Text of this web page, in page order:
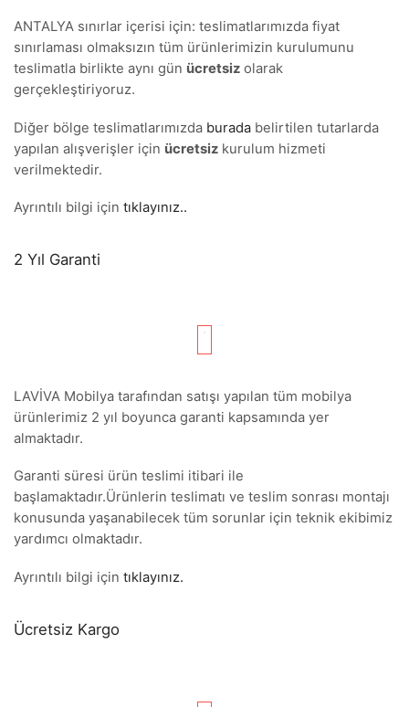
ANTALYA sınırlar içerisi için: teslimatlarımızda fiyat
sınırlaması olmaksızın tüm ürünlerimizin kurulumunu
teslimatla birlikte aynı gün ücretsiz olarak
gerçekleştiriyoruz.
Diğer bölge teslimatlarımızda burada belirtilen tutarlarda
yapılan alışverişler için ücretsiz kurulum hizmeti
verilmektedir.
Ayrıntılı bilgi için tıklayınız..
2 Yıl Garanti
LAVİVA Mobilya tarafından satışı yapılan tüm mobilya
ürünlerimiz 2 yıl boyunca garanti kapsamında yer
almaktadır.
Garanti süresi ürün teslimi itibari ile
başlamaktadır.Ürünlerin teslimatı ve teslim sonrası montajı
konusunda yaşanabilecek tüm sorunlar için teknik ekibimiz
yardımcı olmaktadır.
Ayrıntılı bilgi için tıklayınız.
Ücretsiz Kargo